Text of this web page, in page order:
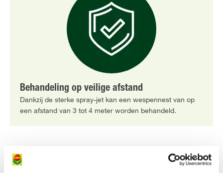
Behandeling op veilige afstand
Dankzij de sterke spray-jet kan een wespennest van op
een afstand van 3 tot 4 meter worden behandeld.
PRODUCTBESCHRIJVING